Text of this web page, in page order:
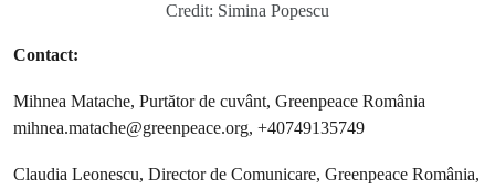
Credit: Simina Popescu
Contact:
Mihnea Matache, Purtător de cuvânt, Greenpeace România
mihnea.matache@greenpeace.org, +40749135749
Claudia Leonescu, Director de Comunicare, Greenpeace România,